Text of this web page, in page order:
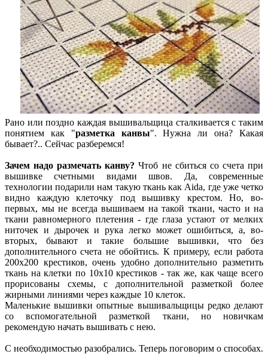
Рано или поздно каждая вышивальщица сталкивается с таким
понятием как "разметка канвы". Нужна ли она? Какая
бывает?.. Сейчас разберемся!
Зачем надо размечать канву? Чтоб не сбиться со счета при
вышивке счетными видами швов. Да, современные
технологии подарили нам такую ткань как Aida, где уже четко
видно каждую клеточку под вышивку крестом. Но, во-
первых, мы не всегда вышиваем на такой ткани, часто и на
ткани равномерного плетения - где глаза устают от мелких
ниточек и дырочек и рука легко может ошибиться, а, во-
вторых, бывают и такие большие вышивки, что без
дополнительного счета не обойтись. К примеру, если работа
200х200 крестиков, очень удобно дополнительно разметить
ткань на клетки по 10х10 крестиков - так же, как чаще всего
прорисованы схемы, с дополнительной разметкой более
жирными линиями через каждые 10 клеток.
Маленькие вышивки опытные вышивальщицы редко делают
со вспомогательной разметкой ткани, но новичкам
рекомендую начать вышивать с нею.
С необходимостью разобрались. Теперь поговорим о способах.